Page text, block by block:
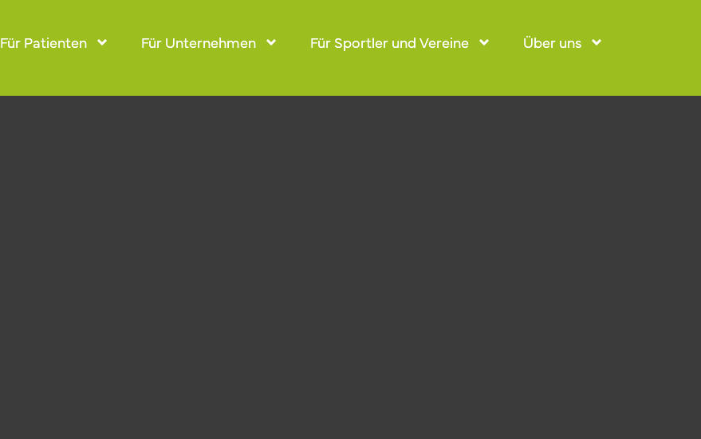
Für Patienten Für Unternehmen Für Sportler und Vereine Über uns
Für Patienten Für Unternehmen Für Sportler und Vereine Über uns